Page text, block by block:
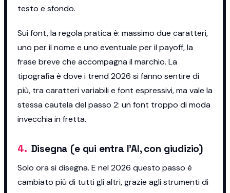
testo e sfondo.
Sui font, la regola pratica è: massimo due caratteri,
uno per il nome e uno eventuale per il payoff, la
frase breve che accompagna il marchio. La
tipografia è dove i trend 2026 si fanno sentire di
più, tra caratteri variabili e font espressivi, ma vale la
stessa cautela del passo 2: un font troppo di moda
invecchia in fretta.
4. Disegna (e qui entra l'AI, con giudizio)
Solo ora si disegna. E nel 2026 questo passo è
cambiato più di tutti gli altri, grazie agli strumenti di